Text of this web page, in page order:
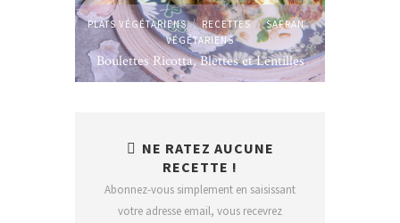
PLATS VÉGÉTARIENS / RECETTES / SAFRAN /
VÉGÉTARIENS
Boulettes Ricotta, Blettes et Lentilles
NE RATEZ AUCUNE
RECETTE !
Abonnez-vous simplement en saisissant
votre adresse email, vous recevrez